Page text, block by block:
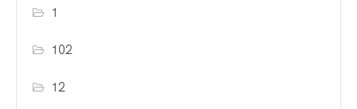
1
102
12